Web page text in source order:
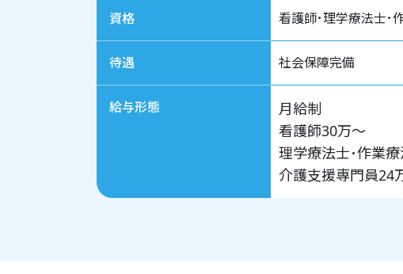
資格 看護師･理学療法士･
待遇 社会保障完備
給与形態
月給制
看護師30万〜
理学療法士･作業
介護支援専門員24